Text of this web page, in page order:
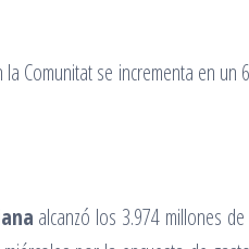
alcanzó los 3.974 millones